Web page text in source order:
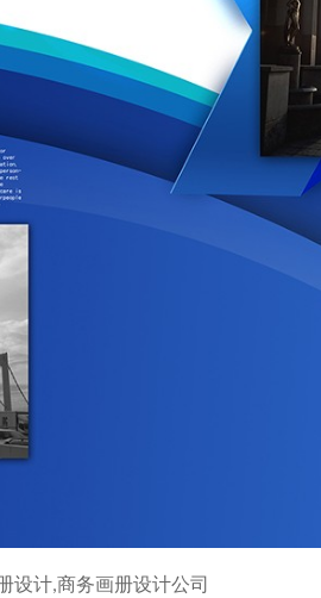
设计,商务画册设计公司